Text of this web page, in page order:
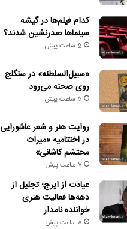
کدام فیلم‌ها در گیشه
سینماها صدرنشین شدند؟
5 ساعت پیش
«سبیل‌السلطنه» در سنگلج
روی صحنه می‌رود
5 ساعت پیش
روایت هنر و شعر عاشورایی
در اختتامیه «میراث
محتشم کاشانی»
7 ساعت پیش
عیادت از ایرج؛ تجلیل از
دهه‌ها فعالیت هنری
خواننده نامدار
8 ساعت پیش